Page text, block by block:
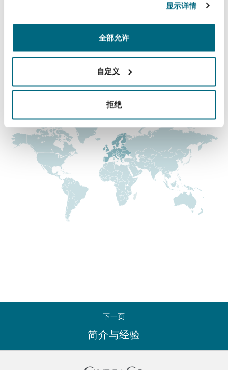
显示详情
全部允许
自定义
拒绝
Political Risk & Trade Credit
Product Liability & Recall
Property
Reinsurance
Specialty
兰治县
尼克斯
敦
德里
彻斯特，新贝利广场2号
伦敦，圣伯托尔夫大厦
+44 (0) 20 7876 5000
+44 (0) 20 7876 5111
下一页
简介与经验